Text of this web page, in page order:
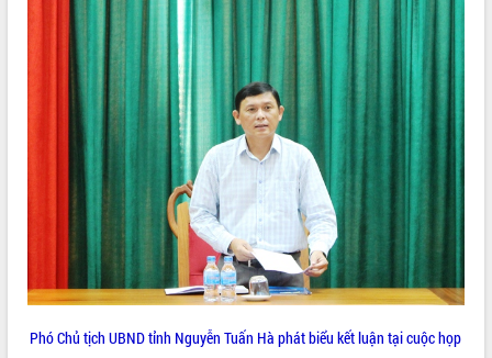
Phó Chủ tịch UBND tỉnh Nguyễn Tuấn Hà phát biểu kết luận tại cuộc họp